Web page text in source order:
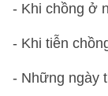
- Khi chồng ở
- Khi tiễn
- Những ngày